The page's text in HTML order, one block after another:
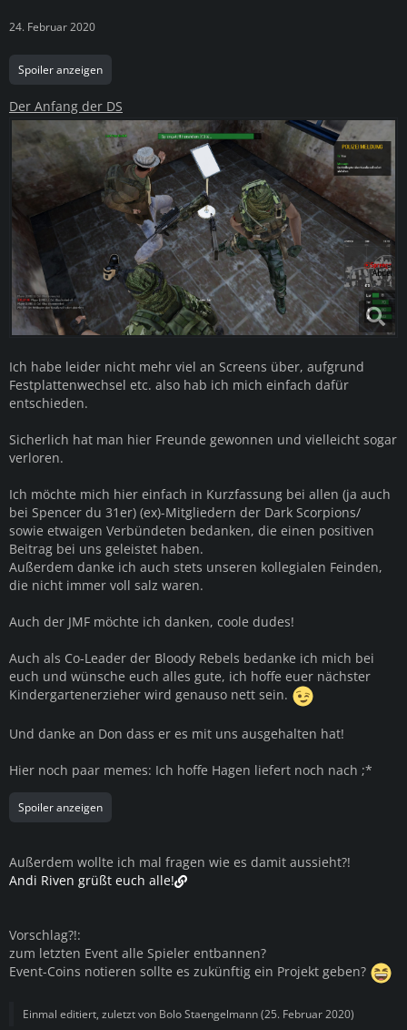
24. Februar 2020
Spoiler anzeigen
Der Anfang der DS
Ich habe leider nicht mehr viel an Screens über, aufgrund
Festplattenwechsel etc. also hab ich mich einfach dafür
entschieden.
Sicherlich hat man hier Freunde gewonnen und vielleicht sogar
verloren.
Ich möchte mich hier einfach in Kurzfassung bei allen (ja auch
bei Spencer du 31er) (ex)-Mitgliedern der Dark Scorpions/
sowie etwaigen Verbündeten bedanken, die einen positiven
Beitrag bei uns geleistet haben.
Außerdem danke ich auch stets unseren kollegialen Feinden,
die nicht immer voll salz waren.
Auch der JMF möchte ich danken, coole dudes!
Auch als Co-Leader der Bloody Rebels bedanke ich mich bei
euch und wünsche euch alles gute, ich hoffe euer nächster
Kindergartenerzieher wird genauso nett sein.
Und danke an Don dass er es mit uns ausgehalten hat!
Hier noch paar memes: Ich hoffe Hagen liefert noch nach ;*
Spoiler anzeigen
Außerdem wollte ich mal fragen wie es damit aussieht?!
Andi Riven grüßt euch alle!
Vorschlag?!:
zum letzten Event alle Spieler entbannen?
Event-Coins notieren sollte es zukünftig ein Projekt geben?
Einmal editiert, zuletzt von Bolo Staengelmann(25. Februar 2020)